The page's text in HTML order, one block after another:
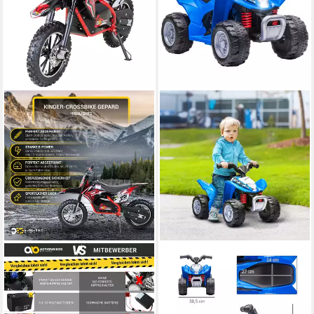
Fast ausverkauft
ACTIONBIKES MOTORS
Elektro-Kindermotorrad
Crossbike Gepard 500W
Minicross elektro, Dirt Bike,
AIYAPLAY
Elektro-Kinderquad mit
Hilfsrad,
Aktivierungsschlüssel,